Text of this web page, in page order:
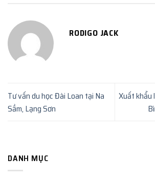
RODIGO JACK
Tư vấn du học Đài Loan tại Na
Sầm, Lạng Sơn
Xuất khẩu
DANH MỤC